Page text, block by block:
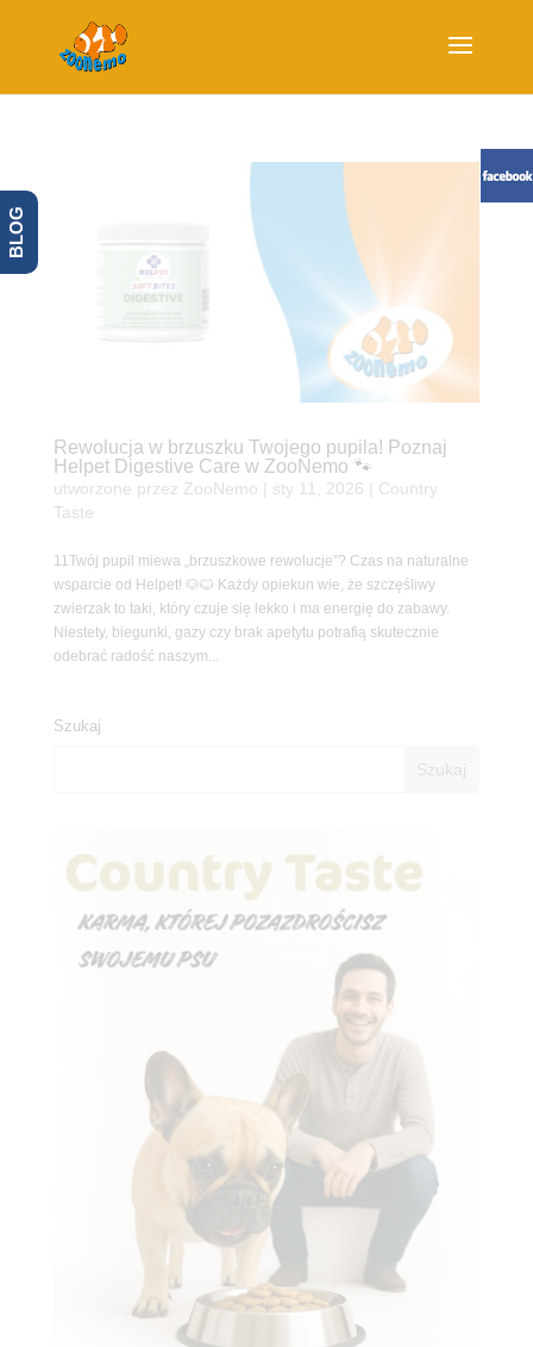
Rewolucja w brzuszku Twojego pupila! Poznaj
Helpet Digestive Care w ZooNemo 🐾
utworzone przez ZooNemo sty 11, 2026
Country
Taste
11Twój pupil miewa „brzuszkowe rewolucje”? Czas na naturalne
wsparcie od Helpet! 🐶🐱 Każdy opiekun wie, że szczęśliwy
zwierzak to taki, który czuje się lekko i ma energię do zabawy.
Niestety, biegunki, gazy czy brak apetytu potrafią skutecznie
odebrać radość naszym...
Szukaj
BLOG